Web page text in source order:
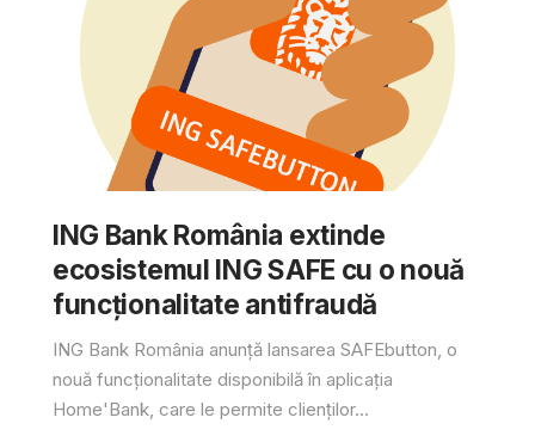
ING Bank România extinde
ecosistemul ING SAFE cu o nouă
funcționalitate antifraudă
ING Bank România anunță lansarea SAFEbutton, o
nouă funcționalitate disponibilă în aplicația
Home'Bank, care le permite clienților...